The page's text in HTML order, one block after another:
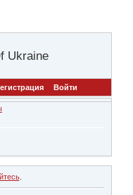
Ukraine
Войти
.